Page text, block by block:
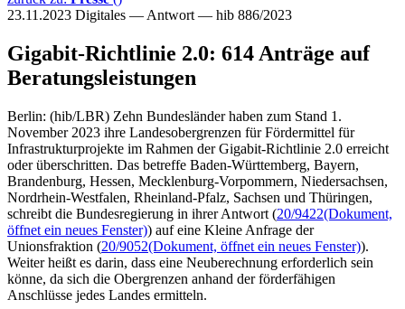
23.11.2023 Digitales — Antwort — hib 886/2023
Gigabit-Richtlinie 2.0: 614 Anträge auf
Beratungsleistungen
Berlin: (hib/LBR) Zehn Bundesländer haben zum Stand 1.
November 2023 ihre Landesobergrenzen für Fördermittel für
Infrastrukturprojekte im Rahmen der Gigabit-Richtlinie 2.0 erreicht
oder überschritten. Das betreffe Baden-Württemberg, Bayern,
Brandenburg, Hessen, Mecklenburg-Vorpommern, Niedersachsen,
Nordrhein-Westfalen, Rheinland-Pfalz, Sachsen und Thüringen,
schreibt die Bundesregierung in ihrer Antwort (20/9422(Dokument,
öffnet ein neues Fenster)) auf eine Kleine Anfrage der
Unionsfraktion (20/9052(Dokument, öffnet ein neues Fenster)).
Weiter heißt es darin, dass eine Neuberechnung erforderlich sein
könne, da sich die Obergrenzen anhand der förderfähigen
Anschlüsse jedes Landes ermitteln.